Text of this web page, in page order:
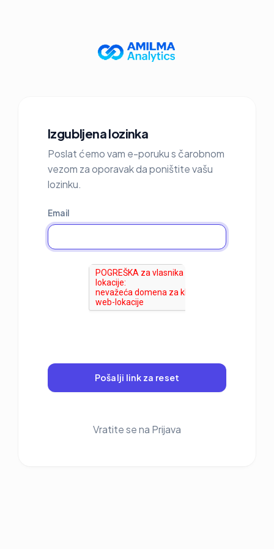
Izgubljena lozinka
Poslat ćemo vam e-poruku s čarobnom
vezom za oporavak da poništite vašu
lozinku.
Email
Pošalji link za reset
Vratite se na Prijava